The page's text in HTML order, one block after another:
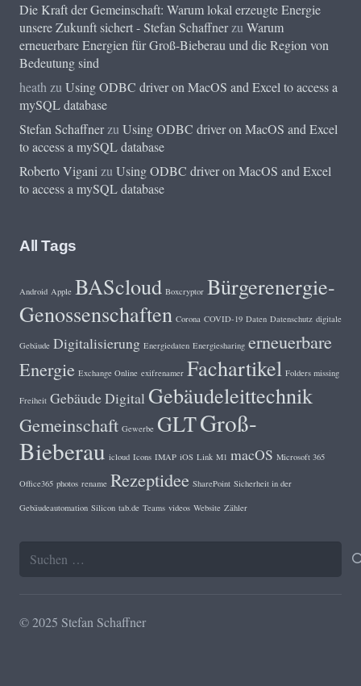
Die Kraft der Gemeinschaft: Warum lokal erzeugte Energie
unsere Zukunft sichert - Stefan SchaffnerzuWarum
erneuerbare Energien für Groß-Bieberau und die Region von
Bedeutung sind
heathzuUsing ODBC driver on MacOS and Excel to access a
mySQL database
Stefan SchaffnerzuUsing ODBC driver on MacOS and Excel
to access a mySQL database
Roberto ViganizuUsing ODBC driver on MacOS and Excel
to access a mySQL database
All Tags
Android Apple BAScloud Boxcryptor Bürgerenergie-
Genossenschaften Corona COVID-19 Daten Datenschutz digitale
Gebäude Digitalisierung Energiedaten Energiesharing erneuerbare
Energie Exchange Online exifrenamer Fachartikel Folders missing
Freiheit Gebäude Digital Gebäudeleittechnik
Gemeinschaft Gewerbe GLTGroß-
Bieberau icloud Icons IMAP iOS Link M1 macOS Microsoft 365
Office365 photos rename Rezeptidee SharePoint Sicherheit in der
Gebäudeautomation Silicon tab.de Teams videos Website Zähler
Suchen
© 2025 Stefan Schaffner